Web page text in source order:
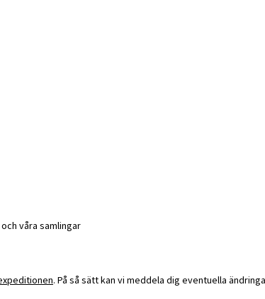
våra samlingar
. På så sätt kan vi meddela dig eventuella